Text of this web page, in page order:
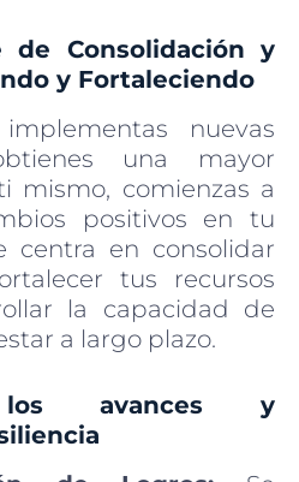
de Consolidación y
y Fortaleciendo
nuevas
una mayor
mismo, comienzas a
positivos en tu
centra en consolidar
tus recursos
la capacidad de
a largo plazo.
los avances y